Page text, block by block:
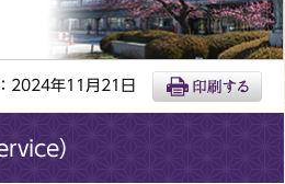
2024年11月21日
）